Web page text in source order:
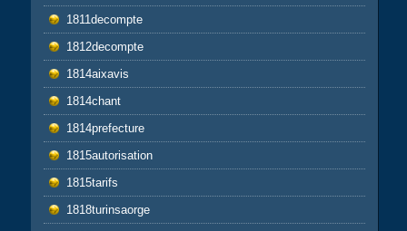
1811decompte
1812decompte
1814aixavis
1814chant
1814prefecture
1815autorisation
1815tarifs
1818turinsaorge